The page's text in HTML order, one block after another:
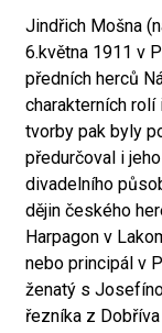
Jindřich Mošna
6.května 1911 v
předních herců
charakterních
tvorby pak byly
předurčoval i
divadelního
dějin českého
Harpagon v
nebo principál v
ženatý s
řezníka z